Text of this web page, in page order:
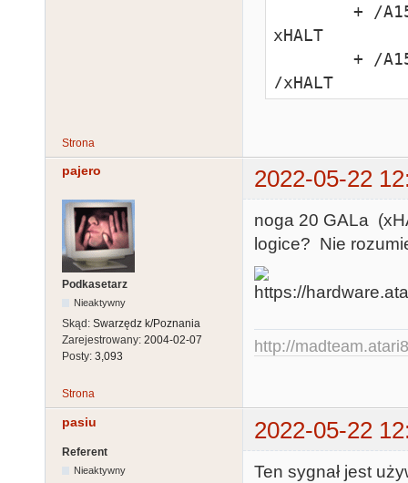
        + /A15 *  A14 * /PB4 *  wyl *  wylAnt *
xHALT
        + /A15 *  A14 * /PB5 *  wyl *  wylAnt *
/xHALT
/CAS128 = /
/wylAnt
        + /A15 *  A14 * /PB4 *  O2 * /CAS *  wyl *
wylAnt *
wylAnt * /
xHALT
        + /A15 * /PB5 * /PB2 *  wyl *  wylAnt *
Strona
pajero 2022-05-22
Podkasetarz
Nieaktywny
Skąd: Swarzędz k/Poznania
Zarejestrowany: 2004-02-07
Posty: 3,093
noga 20 GALa
logice? Nie
http://
Strona
pasiu 2022-05-22
Referent
Nieaktywny Ten sygnał jest